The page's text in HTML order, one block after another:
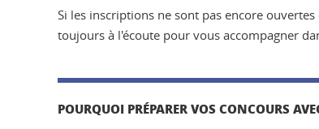
Si les inscriptions ne sont pas encore
toujours à l'écoute pour vous accompagner
POURQUOI PRÉPARER VOS CONCOURS